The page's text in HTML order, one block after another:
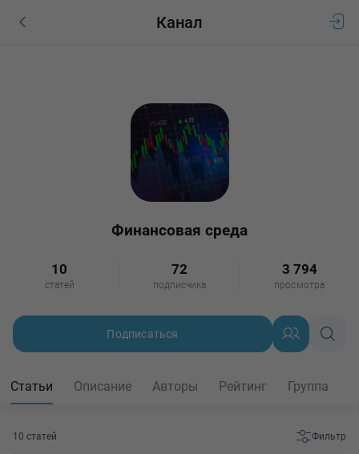
Канал
Финансовая среда
10
статей
72
подписчика
3 794
просмотра
Подписаться
Статьи Описание Авторы Рейтинг Группа
10 статей Фильтр